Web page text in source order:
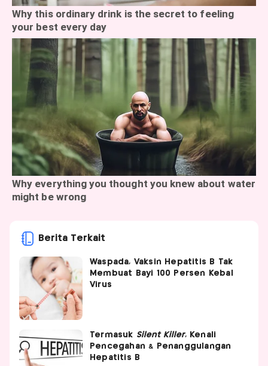
Berita Terkait
Waspada, Vaksin Hepatitis B Tak
Membuat Bayi 100 Persen Kebal
Virus
Termasuk Silent Killer, Kenali
Pencegahan & Penanggulangan
Hepatitis B